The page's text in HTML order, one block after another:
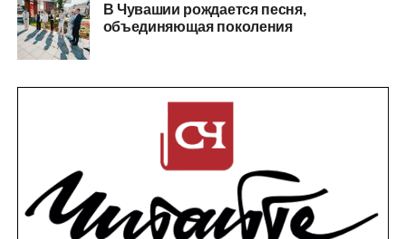
В Чувашии рождается песня,
объединяющая поколения